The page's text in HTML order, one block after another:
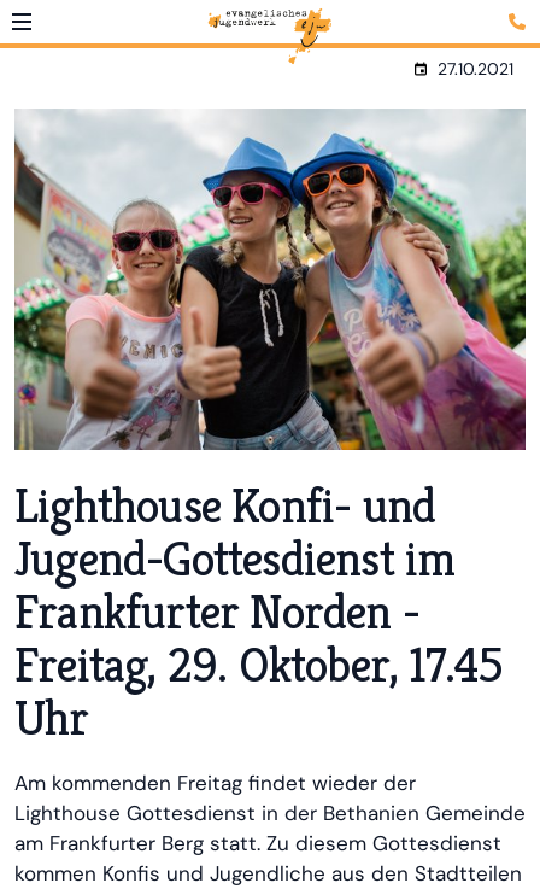
27.10.2021
Lighthouse Konfi- und
Jugend-Gottesdienst im
Frankfurter Norden -
Freitag, 29. Oktober, 17.45
Uhr
Am kommenden Freitag findet wieder der
Lighthouse Gottesdienst in der Bethanien Gemeinde
am Frankfurter Berg statt. Zu diesem Gottesdienst
kommen Konfis und Jugendliche aus den Stadtteilen